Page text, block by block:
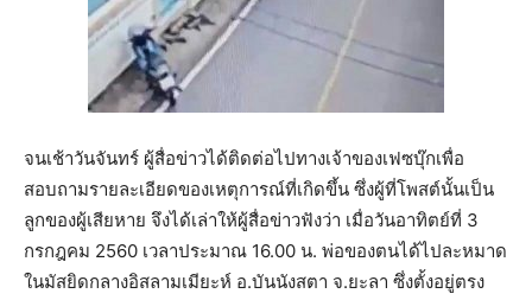
จนเช้าวันจันทร์ ผู้สื่อข่าวได้ติดต่อไปทางเจ้าของเฟซบุ๊กเพื่อ
สอบถามรายละเอียดของเหตุการณ์ที่เกิดขึ้น ซึ่งผู้ที่โพสต์นั้นเป็น
ลูกของผู้เสียหาย จึงได้เล่าให้ผู้สื่อข่าวฟังว่า เมื่อวันอาทิตย์ที่ 3
กรกฎคม 2560 เวลาประมาณ 16.00 น. พ่อของตนได้ไปละหมาด
ในมัสยิดกลางอิสลามเมียะห์ อ.บันนังสตา จ.ยะลา ซึ่งตั้งอยู่ตรง